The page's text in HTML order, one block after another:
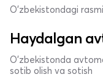
O'zbekistondagi
Haydalgan
O'zbekistonda
sotib olish va sotish